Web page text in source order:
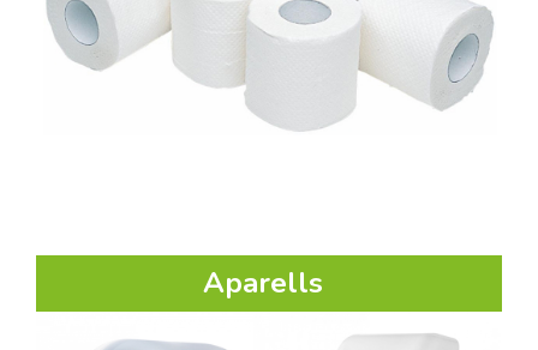
Aparells